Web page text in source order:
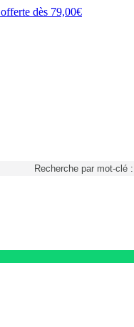
offerte dès 79,00€
Recherche par mot-